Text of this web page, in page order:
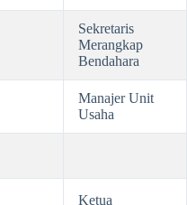
Sekretaris
Merangkap
Bendahara
Manajer Unit
Usaha
Ketua